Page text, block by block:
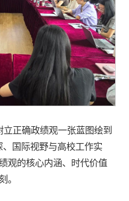
正确政绩观一张蓝图绘到
国际视野与高校工作实
观的核心内涵、时代价值
。